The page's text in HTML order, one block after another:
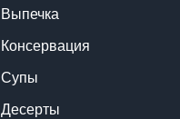
Выпечка
Консервация
Супы
Десерты